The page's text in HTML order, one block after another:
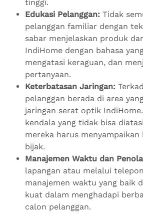
tinggi.
Edukasi Pelanggan: Tidak
pelanggan familiar dengan
sabar menjelaskan produk
IndiHome dengan bahasa
mengatasi keraguan, dan
pertanyaan.
Keterbatasan Jaringan:
pelanggan berada di area
jaringan serat optik
kendala yang tidak bisa
mereka harus
bijak.
Manajemen Waktu dan
lapangan atau melalui
manajemen waktu yang baik
kuat dalam menghadapi
calon pelanggan.